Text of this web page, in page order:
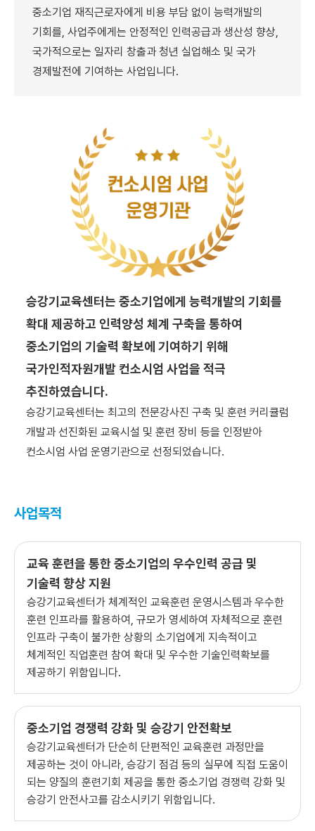
중소기업 재직근로자에게 비용 부담 없이 능력개발의
기회를, 사업주에게는 안정적인 인력공급과 생산성 향상,
국가적으로는 일자리 창출과 청년 실업해소 및 국가
경제발전에 기여하는 사업입니다.
승강기교육센터는 중소기업에게 능력개발의 기회를
확대 제공하고 인력양성 체계 구축을 통하여
중소기업의 기술력 확보에 기여하기 위해
국가인적자원개발 컨소시엄 사업을 적극
추진하였습니다.
승강기교육센터는 최고의 전문강사진 구축 및 훈련 커리큘럼
개발과 선진화된 교육시설 및 훈련 장비 등을 인정받아
컨소시엄 사업 운영기관으로 선정되었습니다.
사업목적
교육 훈련을 통한 중소기업의 우수인력 공급 및
기술력 향상 지원
승강기교육센터가 체계적인 교육훈련 운영시스템과 우수한
훈련 인프라를 활용하여, 규모가 영세하여 자체적으로 훈련
인프라 구축이 불가한 상황의 소기업에게 지속적이고
체계적인 직업훈련 참여 확대 및 우수한 기술인력확보를
제공하기 위함입니다.
중소기업 경쟁력 강화 및 승강기 안전확보
승강기교육센터가 단순히 단편적인 교육훈련 과정만을
제공하는 것이 아니라, 승강기 점검 등의 실무에 직접 도움이
되는 양질의 훈련기회 제공을 통한 중소기업 경쟁력 강화 및
승강기 안전사고를 감소시키기 위함입니다.